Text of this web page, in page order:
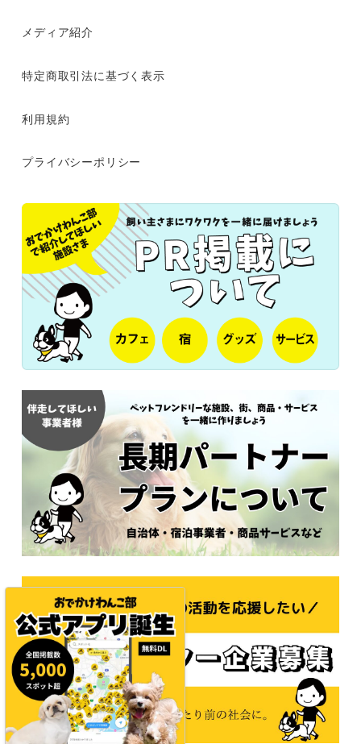
メディア紹介
特定商取引法に基づく表示
利用規約
プライバシーポリシー